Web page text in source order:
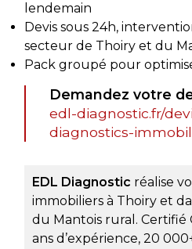
lendemain
Devis sous 24h,
secteur de Thoiry et du
Pack groupé pour
Demandez votre
edl-diagnostic.fr/
diagnostics-
EDL Diagnostic réalise
immobiliers à Thoiry et
du Mantois rural. Certifié
ans d’expérience, 20